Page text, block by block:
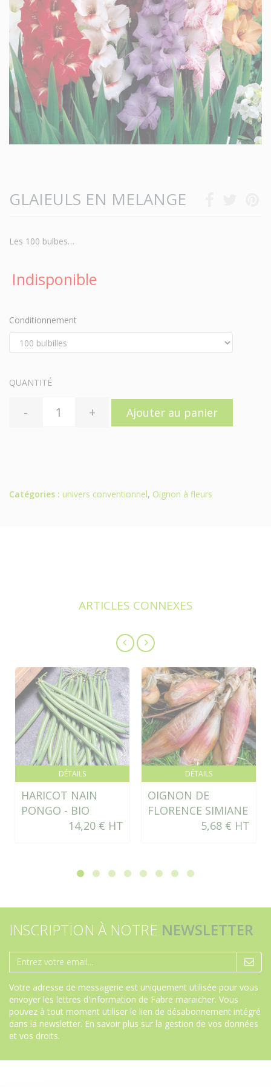
GLAIEULS EN MELANGE
Les 100 bulbes…
Indisponible
Conditionnement
QUANTITÉ
- + Ajouter au panier
Catégories : univers conventionnel, Oignon à fleurs
ARTICLES CONNEXES
DÉTAILS
HARICOT NAIN
PONGO - BIO
14,20 € HT
DÉTAILS
OIGNON DE
FLORENCE SIMIANE
5,68 € HT
INSCRIPTION À NOTRE NEWSLETTER
Votre adresse de messagerie est uniquement utilisée pour vous
envoyer les lettres d'information de Fabre maraicher. Vous
pouvez à tout moment utiliser le lien de désabonnement intégré
dans la newsletter. En savoir plus sur la gestion de vos données
et vos droits.